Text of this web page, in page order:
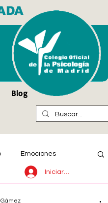
Blog
Emociones
Iniciar sesión